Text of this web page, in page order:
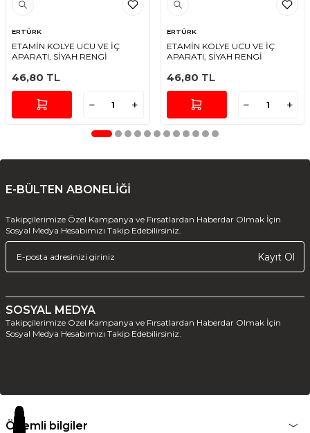
ERTÜRK
ETAMİN KOLYE UCU VE İÇ
APARATI, SİYAH RENGİ
46,80 TL
ERTÜRK
ETAMİN KOLYE UCU VE İÇ
APARATI, SİYAH RENGİ
46,80 TL
E-BÜLTEN ABONELİĞİ
Takipçilerimize Özel Kampanya ve Fırsatlardan Haberdar Olmak İçin
Sosyal Medya Hesabımızı Takip Edebilirsiniz.
Kayıt Ol
SOSYAL MEDYA
Takipçilerimize Özel Kampanya ve Fırsatlardan Haberdar Olmak İçin
Sosyal Medya Hesabımızı Takip Edebilirsiniz.
Önemli bilgiler